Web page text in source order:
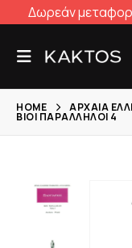
Δωρεάν
HOME ΑΡΧΑΊΑ
ΒΊΟΙ ΠΑΡΆΛΛΗΛΟΙ 4